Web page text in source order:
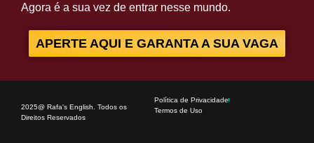
Agora é a sua vez de entrar nesse mundo.
APERTE AQUI E GARANTA A SUA VAGA
2025@ Rafa's English. Todos os
Direitos Reservados
Política de Privacidade
Termos de Uso